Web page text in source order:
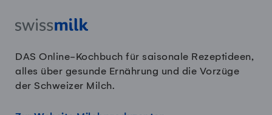
DAS Online-Kochbuch für saisonale Rezeptideen,
alles über gesunde Ernährung und die Vorzüge
der Schweizer Milch.